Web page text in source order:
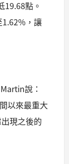
19.68點。
，讓
說：
以來最重大
現之後的